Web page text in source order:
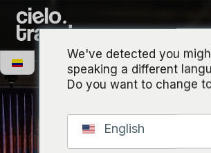
We've detected you
speaking a different
Do you want to change
English